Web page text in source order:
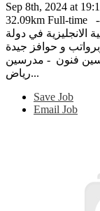
Sep 8th, 2024 at
32.09km Full-time
في دولة
و حوافز جيدة
فنون - مدرسين
رياض...
Save Job
Email Job